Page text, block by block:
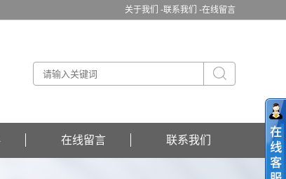
关于我们 -联系我们 -在线留言
在线留言 联系我们